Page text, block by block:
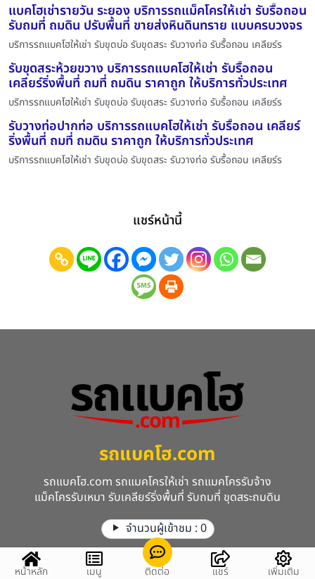
แบคโฮเช่ารายวัน ระยอง บริการรถแม็คโครให้เช่า รับรื้อถอน
รับถมที่ ถมดิน ปรับพื้นที่ ขายส่งหินดินทราย แบบครบวงจร
บริการรถแบคโฮให้เช่า รับขุดบ่อ รับขุดสระ รับวางท่อ รับรื้อถอน เคลียร์ร
รับขุดสระห้วยขวาง บริการรถแบคโฮให้เช่า รับรื้อถอน
เคลียร์ริ่งพื้นที่ ถมที่ ถมดิน ราคาถูก ให้บริการทั่วประเทศ
บริการรถแบคโฮให้เช่า รับขุดบ่อ รับขุดสระ รับวางท่อ รับรื้อถอน เคลียร์ร
รับวางท่อปากท่อ บริการรถแบคโฮให้เช่า รับรื้อถอน เคลียร์
ริ่งพื้นที่ ถมที่ ถมดิน ราคาถูก ให้บริการทั่วประเทศ
บริการรถแบคโฮให้เช่า รับขุดบ่อ รับขุดสระ รับวางท่อ รับรื้อถอน เคลียร์ร
แชร์หน้านี้
รถแบคโฮ.com
รถแบคโฮ.com รถแมคโครให้เช่า รถแมคโครรับจ้าง
แม็คโครรับเหมา รับเคลียร์ริ่งพื้นที่ รับถมที่ ขุดสระถมดิน
จำนวนผู้เข้าชม : 0
หน้าหลัก เมนู ติดต่อ แชร์ เพิ่มเติม